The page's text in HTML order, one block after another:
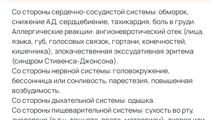
Со стороны сердечно-сосудистой системы: обморок,
снижение АД, сердцебиение, тахикардия, боль в груди.
Аллергические реакции: ангионевротический отек (лица,
языка, губ, голосовых связок, гортани, конечностей,
кишечника), злокачественная экссудативная эритема
(синдром Стивенса-Джонсона).
Со стороны нервной системы: головокружение,
бессонница или сонливость, парестезия, повышенная
возбудимость.
Со стороны дыхательной системы: одышка.
Со стороны пищеварительной системы: сухость во рту,